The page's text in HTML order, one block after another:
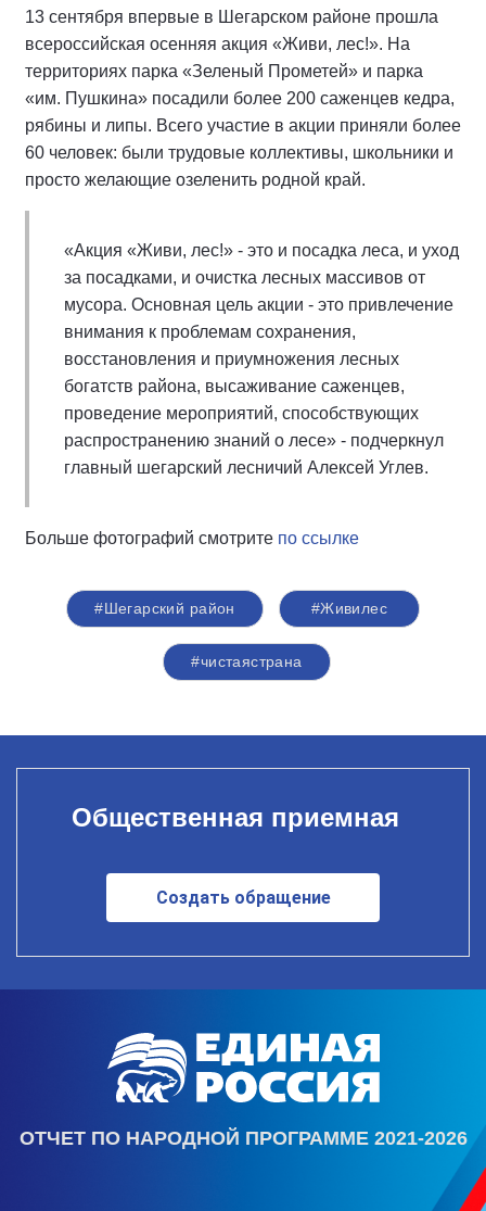
13 сентября впервые в Шегарском районе прошла
всероссийская осенняя акция «Живи, лес!». На
территориях парка «Зеленый Прометей» и парка
«им. Пушкина» посадили более 200 саженцев кедра,
рябины и липы. Всего участие в акции приняли более
60 человек: были трудовые коллективы, школьники и
просто желающие озеленить родной край.
«Акция «Живи, лес!» - это и посадка леса, и уход
за посадками, и очистка лесных массивов от
мусора. Основная цель акции - это привлечение
внимания к проблемам сохранения,
восстановления и приумножения лесных
богатств района, высаживание саженцев,
проведение мероприятий, способствующих
распространению знаний о лесе» - подчеркнул
главный шегарский лесничий Алексей Углев.
Больше фотографий смотрите по ссылке
#Шегарский район #Живилес
#чистаястрана
Общественная приемная
Создать обращение
ОТЧЕТ ПО НАРОДНОЙ ПРОГРАММЕ 2021-2026